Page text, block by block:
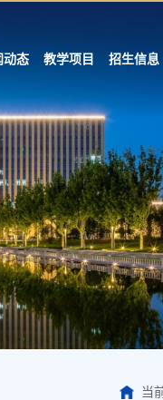
动态 教学项目 招生信息
当